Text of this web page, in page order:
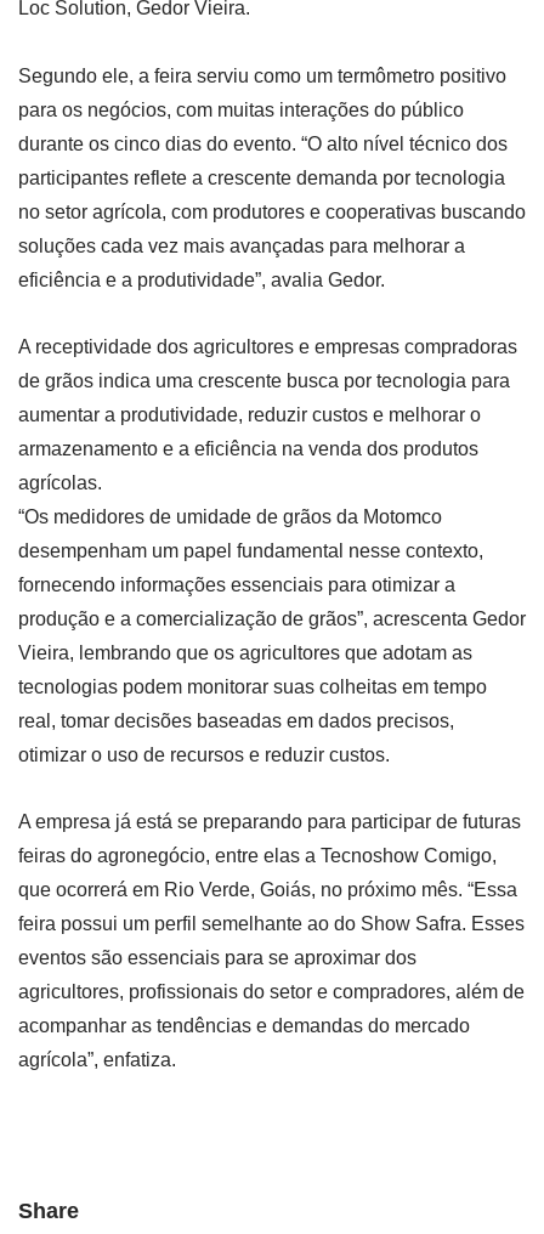
Loc Solution, Gedor Vieira.
Segundo ele, a feira serviu como um termômetro positivo
para os negócios, com muitas interações do público
durante os cinco dias do evento. “O alto nível técnico dos
participantes reflete a crescente demanda por tecnologia
no setor agrícola, com produtores e cooperativas buscando
soluções cada vez mais avançadas para melhorar a
eficiência e a produtividade”, avalia Gedor.
A receptividade dos agricultores e empresas compradoras
de grãos indica uma crescente busca por tecnologia para
aumentar a produtividade, reduzir custos e melhorar o
armazenamento e a eficiência na venda dos produtos
agrícolas.
“Os medidores de umidade de grãos da Motomco
desempenham um papel fundamental nesse contexto,
fornecendo informações essenciais para otimizar a
produção e a comercialização de grãos”, acrescenta Gedor
Vieira, lembrando que os agricultores que adotam as
tecnologias podem monitorar suas colheitas em tempo
real, tomar decisões baseadas em dados precisos,
otimizar o uso de recursos e reduzir custos.
A empresa já está se preparando para participar de futuras
feiras do agronegócio, entre elas a Tecnoshow Comigo,
que ocorrerá em Rio Verde, Goiás, no próximo mês. “Essa
feira possui um perfil semelhante ao do Show Safra. Esses
eventos são essenciais para se aproximar dos
agricultores, profissionais do setor e compradores, além de
acompanhar as tendências e demandas do mercado
agrícola”, enfatiza.
Share